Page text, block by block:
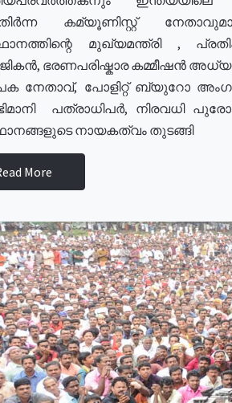
കമ്യൂണിസ്റ്റ്
മുഖ്യമന്ത്രി ,
ഭരണപരിഷ്കാര കമ്മീഷൻ
നേതാവ്, പോളിറ്റ് ബ്യുറോ
പത്രാധിപർ, നിരവധി
നായകത്വം തുടങ്ങി
More